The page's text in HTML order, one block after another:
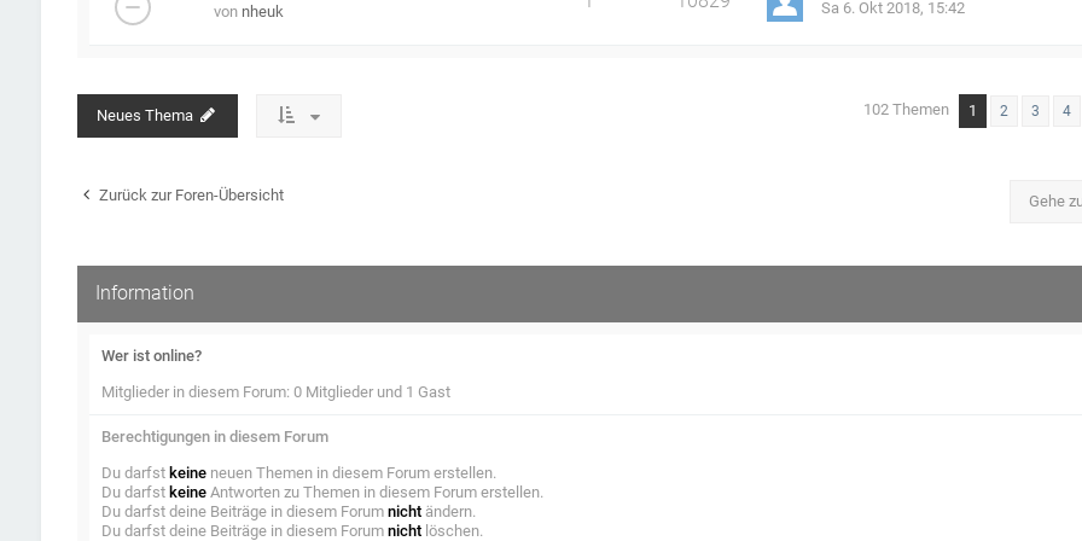
von nheuk
Sa 6. Okt 2018, 15:42
Neues Thema 102 Themen 1 2 3 4
Zurück zur Foren-Übersicht Gehe
Information
Wer ist online?
Mitglieder in diesem Forum: 0 Mitglieder und 1 Gast
Berechtigungen in diesem Forum
Du darfst keineneuen Themen in diesem Forum erstellen.
Du darfst keineAntworten zu Themen in diesem Forum erstellen.
Du darfst deine Beiträge in diesem Forum nichtändern.
Du darfst deine Beiträge in diesem Forum nichtlöschen.